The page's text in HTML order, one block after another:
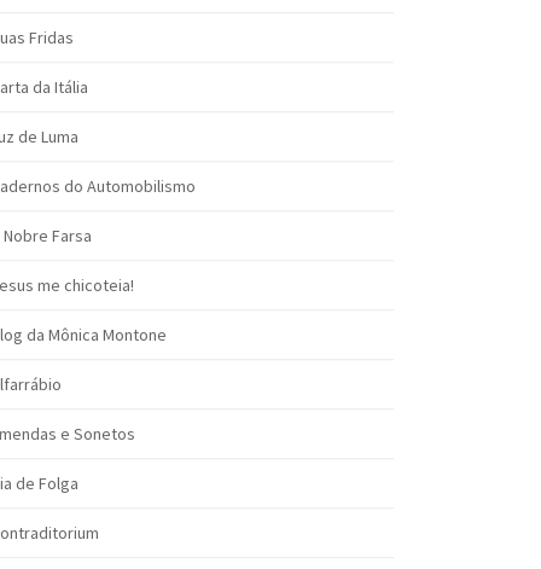
Fridas
da Itália
de Luma
do Automobilismo
Nobre Farsa
me chicoteia!
da Mônica Montone
e Sonetos
de Folga